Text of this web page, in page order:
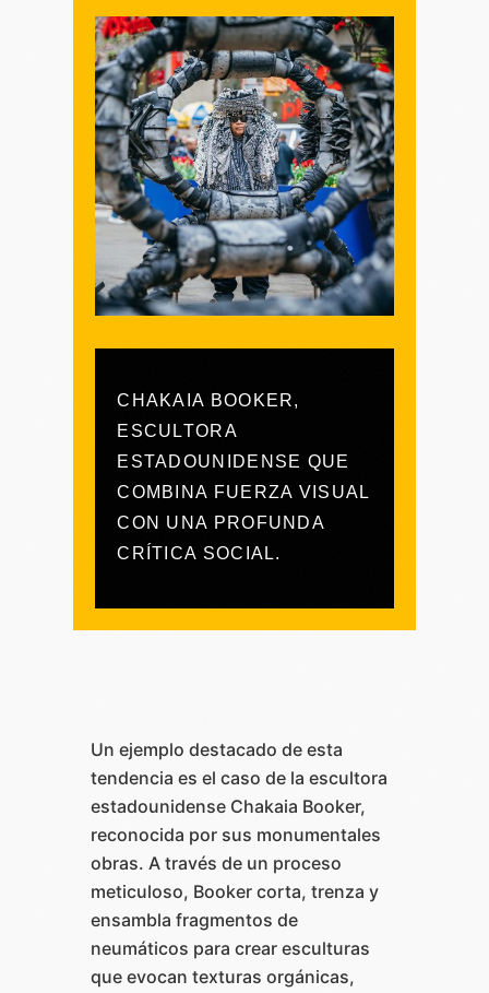
CHAKAIA BOOKER,
ESCULTORA
ESTADOUNIDENSE QUE
COMBINA FUERZA VISUAL
CON UNA PROFUNDA
CRÍTICA SOCIAL.
Un ejemplo destacado de esta
tendencia es el caso de la escultora
estadounidense Chakaia Booker,
reconocida por sus monumentales
obras. A través de un proceso
meticuloso, Booker corta, trenza y
ensambla fragmentos de
neumáticos para crear esculturas
que evocan texturas orgánicas,